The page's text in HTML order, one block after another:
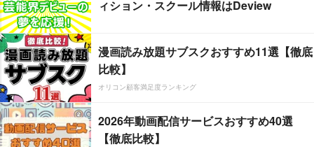
ィション・スクール情報はDeview
漫画読み放題サブスクおすすめ11選【徹底
比較】
オリコン顧客満足度ランキング
2026年動画配信サービスおすすめ40選
【徹底比較】